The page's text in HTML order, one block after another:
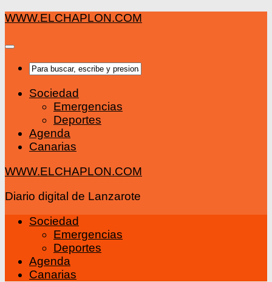
Saltar
contenido
WWW.ELCHAPLON.COM
Sociedad
Emergencias
Deportes
Agenda
Canarias
WWW.ELCHAPLON.COM
Diario digital de Lanzarote
Sociedad
Emergencias
Deportes
Agenda
Canarias